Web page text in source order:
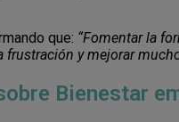
que: “Fomentar la
y mejorar
Bienestar